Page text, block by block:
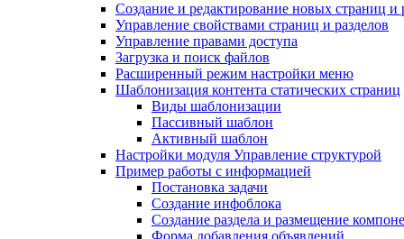
Создание и редактирование новых страниц и
Управление свойствами страниц и разделов
Управление правами доступа
Загрузка и поиск файлов
Расширенный режим настройки меню
Шаблонизация контента статических страниц
Виды шаблонизации
Пассивный шаблон
Активный шаблон
Настройки модуля Управление структурой
Пример работы с информацией
Постановка задачи
Создание инфоблока
Создание раздела и размещение
Форма добавления объявлений